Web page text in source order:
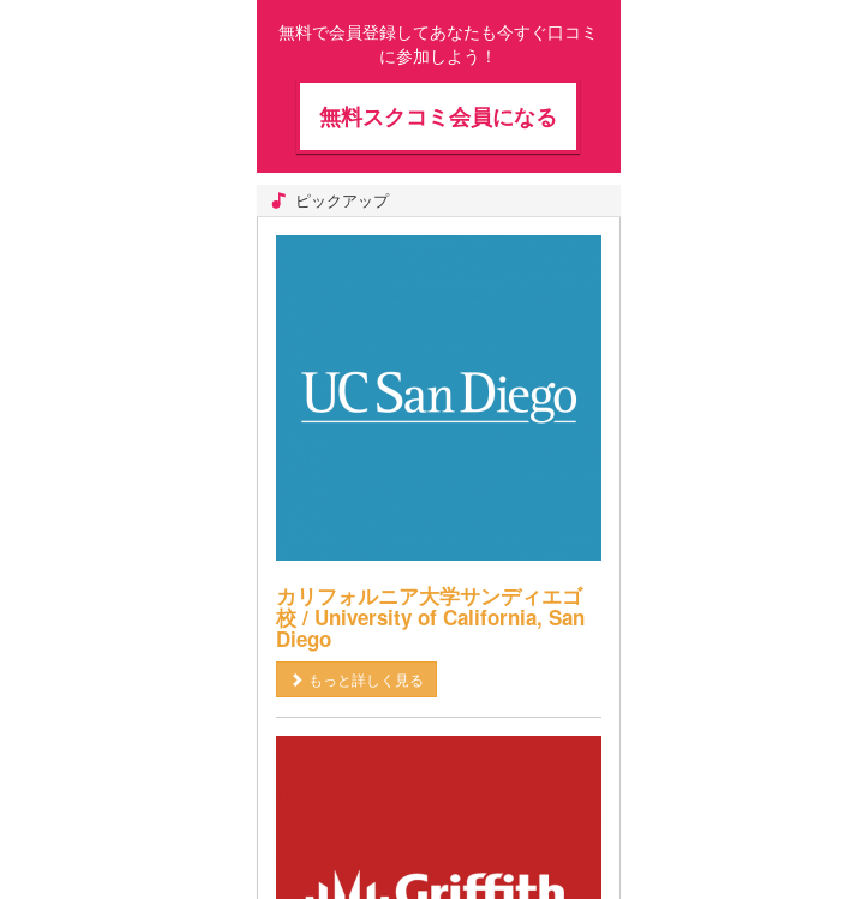
無料で会員登録してあなたも今すぐ口コミ
に参加しよう！
無料スクコミ会員になる
ピックアップ
カリフォルニア大学サンディエゴ
校 / University of California, San
Diego
もっと詳しく見る